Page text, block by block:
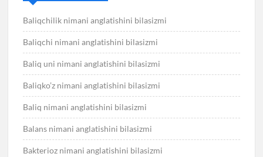
Baliqchilik nimani anglatishini bilasizmi
Baliqchi nimani anglatishini bilasizmi
Baliq uni nimani anglatishini bilasizmi
Baliqko’z nimani anglatishini bilasizmi
Baliq nimani anglatishini bilasizmi
Balans nimani anglatishini bilasizmi
Bakterioz nimani anglatishini bilasizmi